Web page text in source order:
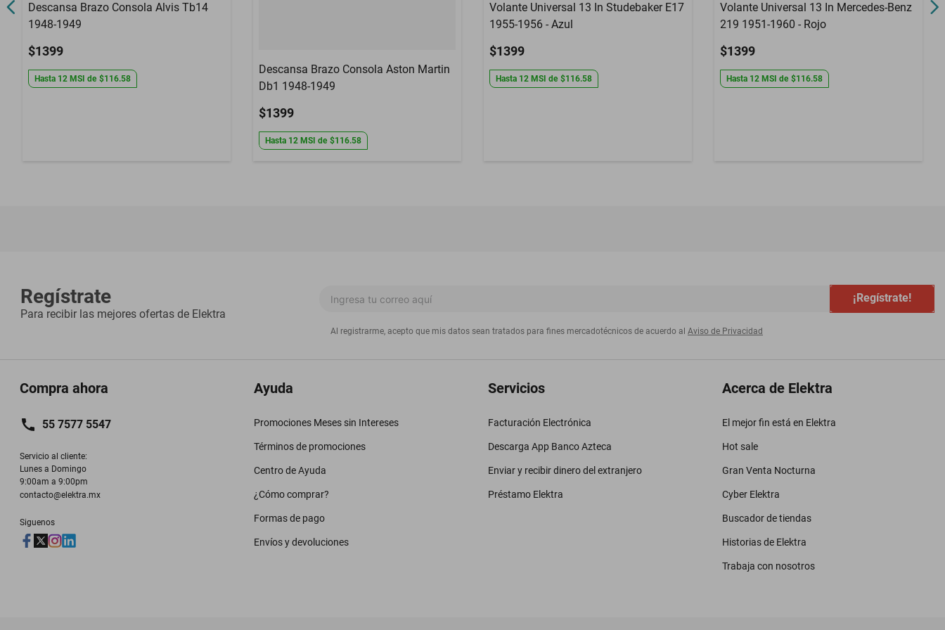
Descansa Brazo Consola Alvis Tb14
1948-1949
$1399
Hasta 12 MSI de $116.58
Descansa Brazo Consola Aston Martin
Db1 1948-1949
$1399
Hasta 12 MSI de $116.58
Volante Universal 13 In Studebaker E17
1955-1956 - Azul
$1399
Hasta 12 MSI de $116.58
Volante Universal 13 In Mercedes-Benz
219 1951-1960 - Rojo
$1399
Hasta 12 MSI de $116.58
Regístrate
Para recibir las mejores ofertas de Elektra
¡Regístrate!
Al registrarme, acepto que mis datos sean tratados para fines mercadotécnicos de acuerdo al Aviso de Privacidad
Compra ahora
55 7577 5547
Servicio al cliente:
Lunes a Domingo
9:00am a 9:00pm
contacto@elektra.mx
Siguenos
Ayuda
Promociones Meses sin Intereses
Términos de promociones
Centro de Ayuda
¿Cómo comprar?
Formas de pago
Envíos y devoluciones
Servicios
Facturación Electrónica
Descarga App Banco Azteca
Enviar y recibir dinero del extranjero
Préstamo Elektra
Acerca de Elektra
El mejor fin está en Elektra
Hot sale
Gran Venta Nocturna
Cyber Elektra
Buscador de tiendas
Historias de Elektra
Trabaja con nosotros